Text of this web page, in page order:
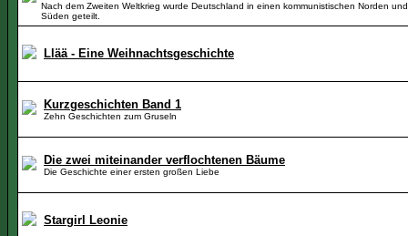
Nach dem Zweiten Weltkrieg wurde Deutschland in einen kommunistischen Norden
Süden geteilt.
Llää - Eine Weihnachtsgeschichte
Kurzgeschichten Band 1
Zehn Geschichten zum Gruseln
Die zwei miteinander verflochtenen Bäume
Die Geschichte einer ersten großen Liebe
Stargirl Leonie